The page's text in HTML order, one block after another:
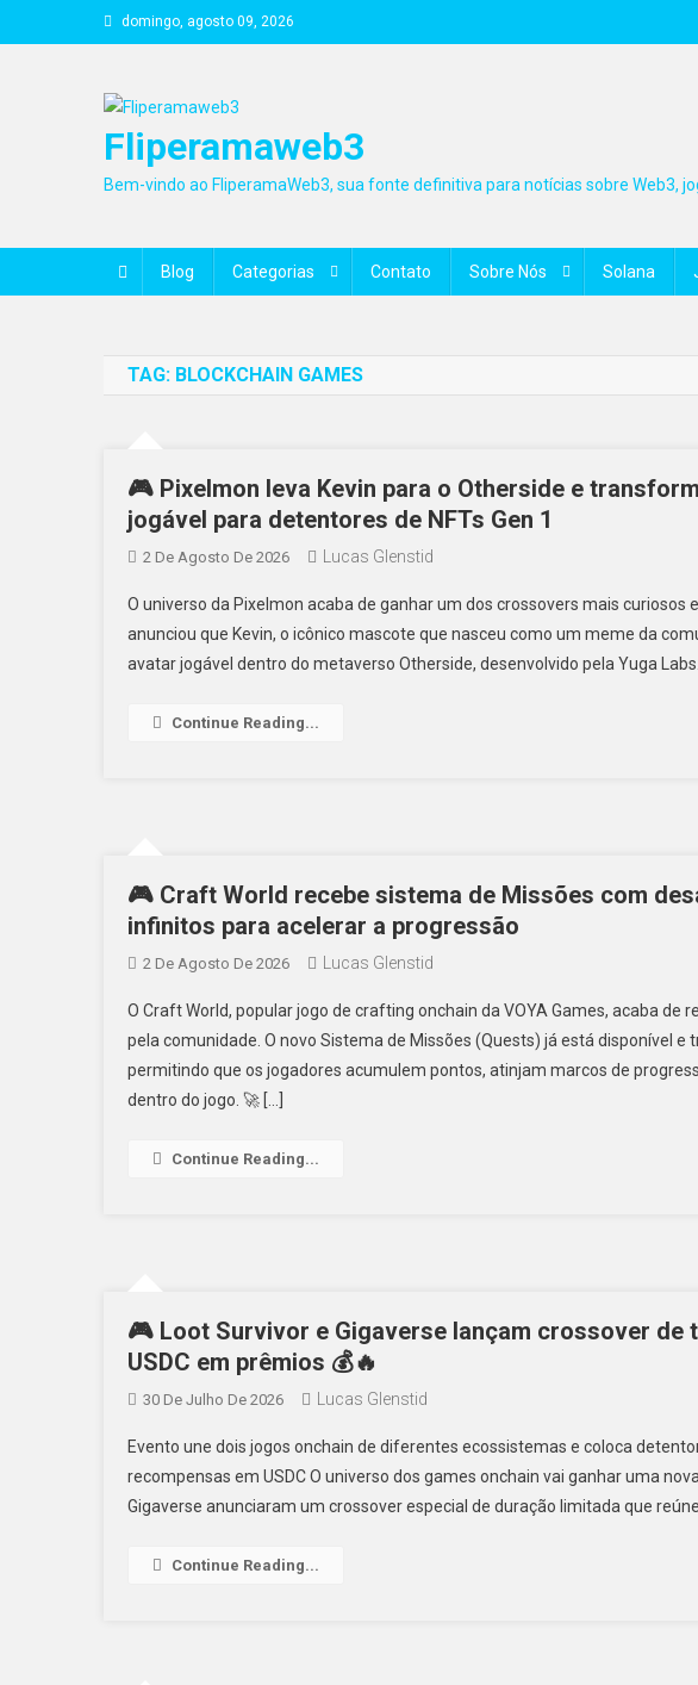
to
domingo, agosto 09, 2026
Fliperamaweb3
Bem-vindo ao FliperamaWeb3, sua fonte definitiva para notícias sobre Web3,
Blog Categorias Contato Sobre Nós Solana
TAG: BLOCKCHAIN GAMES
🎮 Pixelmon leva Kevin para o Otherside e
jogável para detentores de NFTs Gen 1
2 De Agosto De 2026 Lucas Glenstid
O universo da Pixelmon acaba de ganhar um dos crossovers mais curiosos
anunciou que Kevin, o icônico mascote que nasceu como um meme da
avatar jogável dentro do metaverso Otherside, desenvolvido pela Yuga
Continue Reading...
🎮 Craft World recebe sistema de Missões com
infinitos para acelerar a progressão
2 De Agosto De 2026 Lucas Glenstid
O Craft World, popular jogo de crafting onchain da VOYA Games, acaba de
pela comunidade. O novo Sistema de Missões (Quests) já está disponível
permitindo que os jogadores acumulem pontos, atinjam marcos de
dentro do jogo. 🚀 […]
Continue Reading...
🎮 Loot Survivor e Gigaverse lançam crossover de
USDC em prêmios 💰🔥
30 De Julho De 2026 Lucas Glenstid
Evento une dois jogos onchain de diferentes ecossistemas e coloca
recompensas em USDC O universo dos games onchain vai ganhar uma
Gigaverse anunciaram um crossover especial de duração limitada que
Continue Reading...